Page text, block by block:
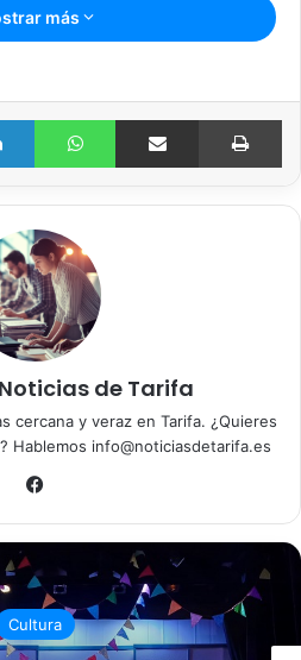
más
LinkedIn WhatsApp Compartir por email
de Tarifa
cercana y veraz en Tarifa. ¿Quieres
Hablemos info@noticiasdetarifa.es
bo
ok
Cultura